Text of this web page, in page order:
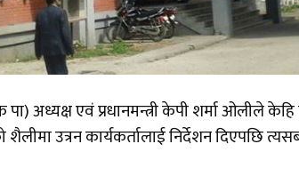
पा) अध्यक्ष एवं प्रधानमन्त्री केपी शर्मा ओलीले
उत्रन कार्यकर्तालाई निर्देशन दिएपछि